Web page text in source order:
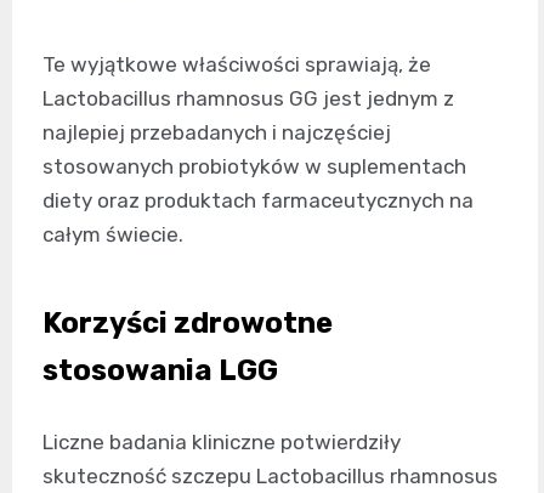
Te wyjątkowe właściwości sprawiają, że
Lactobacillus rhamnosus GG jest jednym z
najlepiej przebadanych i najczęściej
stosowanych probiotyków w suplementach
diety oraz produktach farmaceutycznych na
całym świecie.
Korzyści zdrowotne
stosowania LGG
Liczne badania kliniczne potwierdziły
skuteczność szczepu Lactobacillus rhamnosus